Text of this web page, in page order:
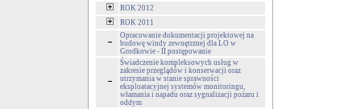
ROK 2012
ROK 2011
Opracowanie dokumentacji projektowej na
budowę windy zewnętrznej dla LO w
Grodkowie - II postępowanie
Świadczenie kompleksowych usług w
zakresie przeglądów i konserwacji oraz
utrzymania w stanie sprawności
eksploatacyjnej systemów monitoringu,
włamania i napadu oraz sygnalizacji pożaru i
oddym